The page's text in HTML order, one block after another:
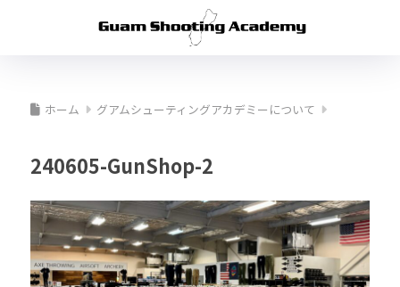
ホーム グアムシューティングアカデミーについて
240605-GunShop-2